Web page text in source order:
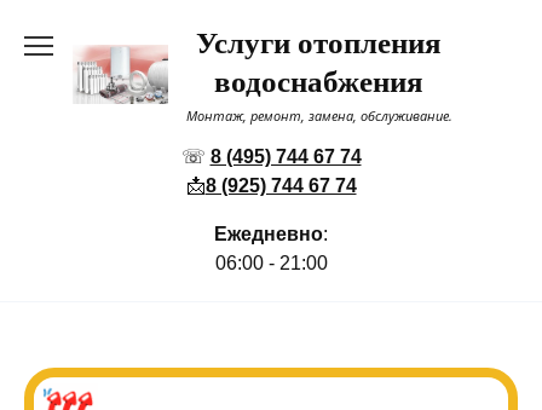
содержанию
Услуги отопления
водоснабжения
Монтаж, ремонт, замена, обслуживание.
☏ 8 (495) 744 67 74
📩8 (925) 744 67 74
Ежедневно:
06:00 - 21:00